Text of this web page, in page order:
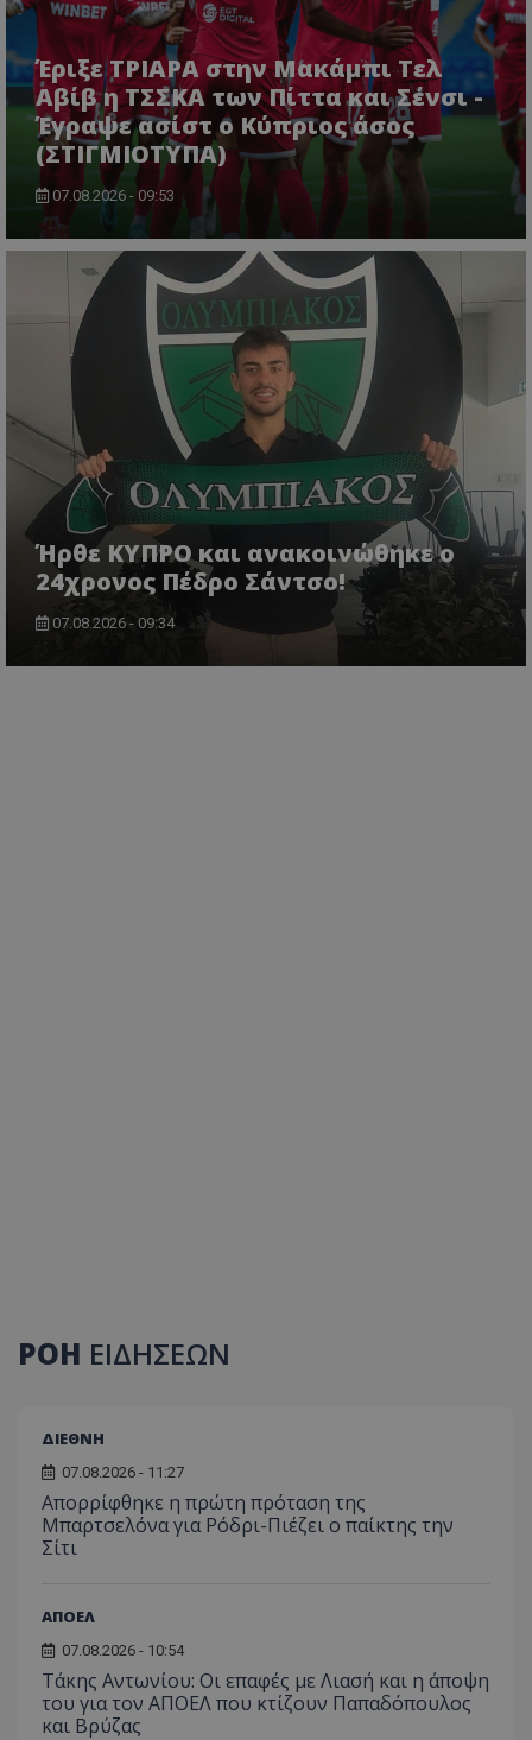
Έριξε ΤΡΙΑΡΑ στην Μακάμπι Τελ
Αβίβ η ΤΣΣΚΑ των Πίττα και Σένσι -
Έγραψε ασίστ ο Κύπριος άσος
(ΣΤΙΓΜΙΟΤΥΠΑ)
07.08.2026 - 09:53
Ήρθε ΚΥΠΡΟ και ανακοινώθηκε ο
24χρονος Πέδρο Σάντσο!
07.08.2026 - 09:34
ΡΟΗ ΕΙΔΗΣΕΩΝ
ΔΙΕΘΝΗ
07.08.2026 - 11:27
Απορρίφθηκε η πρώτη πρόταση της
Μπαρτσελόνα για Ρόδρι-Πιέζει ο παίκτης την
Σίτι
ΑΠΟΕΛ
07.08.2026 - 10:54
Τάκης Αντωνίου: Οι επαφές με Λιασή και η άποψη
του για τον ΑΠΟΕΛ που κτίζουν Παπαδόπουλος
και Βρύζας